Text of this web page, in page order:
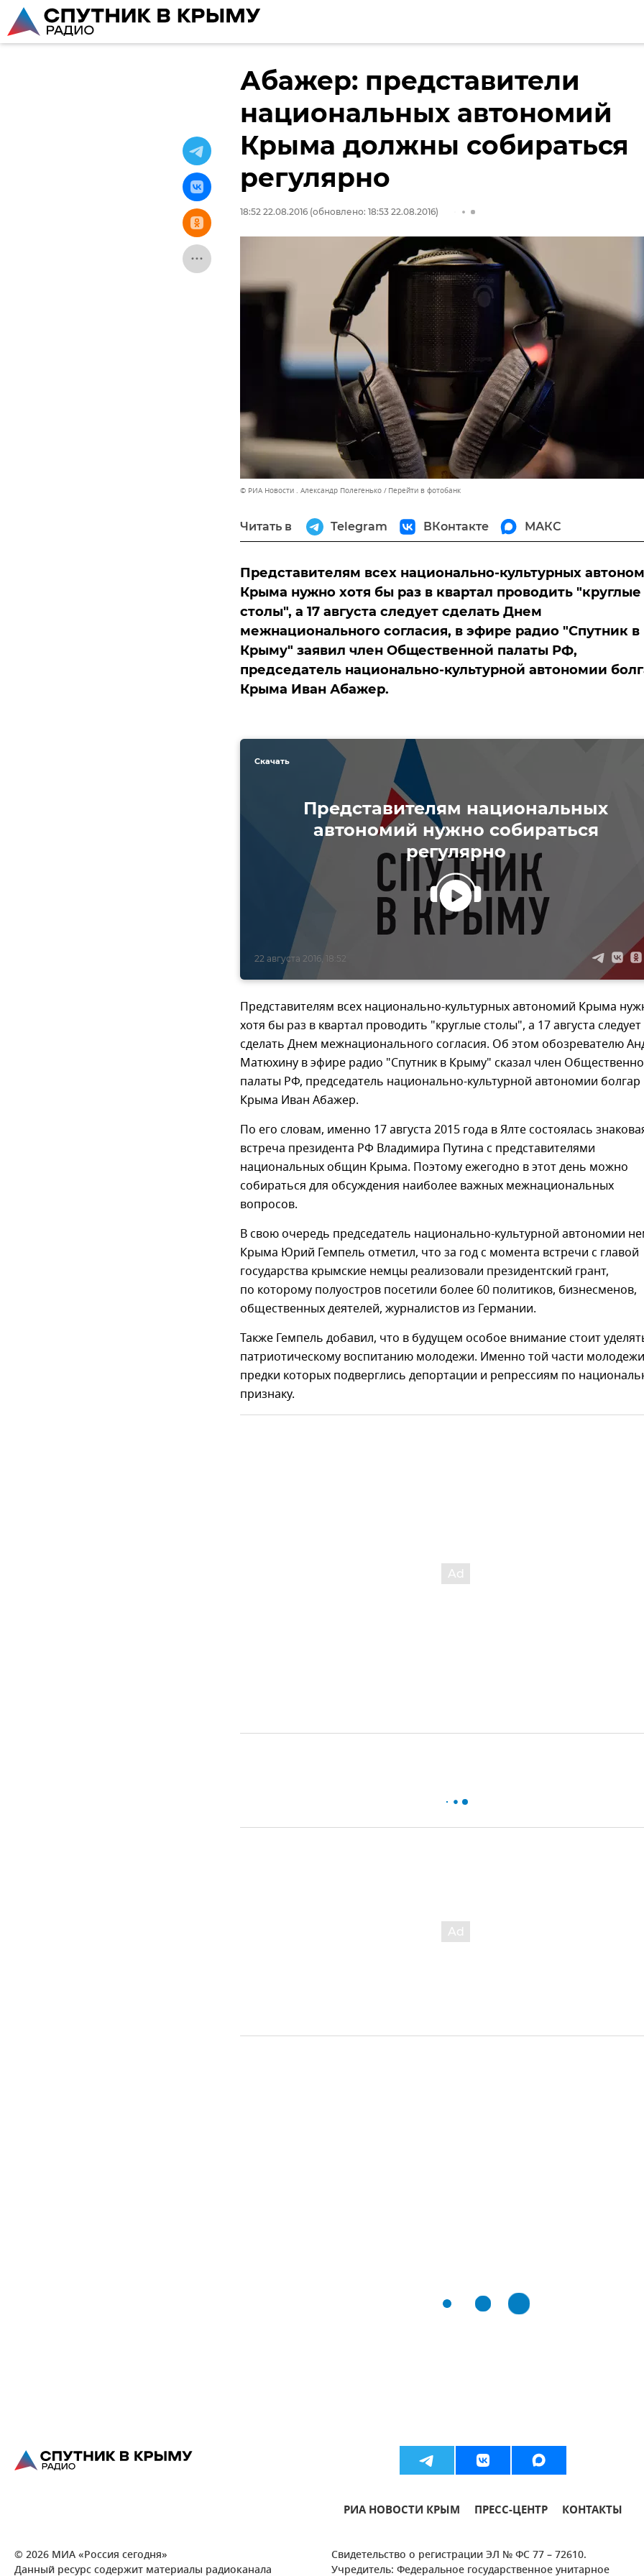
Абажер: представители
национальных автономий
Крыма должны собираться
регулярно
18:52 22.08.2016 (обновлено: 18:53 22.08.2016)
© РИА Новости . Александр Полегенько Перейти в фотобанк
Читать в Telegram ВКонтакте МАКС
Представителям всех национально-культурных
Крыма нужно хотя бы раз в квартал проводить "круглые
столы", а 17 августа следует сделать Днем
межнационального согласия, в эфире радио "Спутник в
Крыму" заявил член Общественной палаты РФ,
председатель национально-культурной автономии
Крыма Иван Абажер.
Представителям национальных
автономий нужно собираться
регулярно
22 августа 2016, 18:52
Скачать
Представителям всех национально-культурных автономий Крыма
хотя бы раз в квартал проводить "круглые столы", а 17 августа следует
сделать Днем межнационального согласия. Об этом обозревателю
Матюхину в эфире радио "Спутник в Крыму" сказал член
палаты РФ, председатель национально-культурной автономии болгар
Крыма Иван Абажер.
По его словам, именно 17 августа 2015 года в Ялте состоялась
встреча президента РФ Владимира Путина с представителями
национальных общин Крыма. Поэтому ежегодно в этот день можно
собираться для обсуждения наиболее важных межнациональных
вопросов.
В свою очередь председатель национально-культурной автономии
Крыма Юрий Гемпель отметил, что за год с момента встречи с главой
государства крымские немцы реализовали президентский грант,
по которому полуостров посетили более 60 политиков, бизнесменов,
общественных деятелей, журналистов из Германии.
Также Гемпель добавил, что в будущем особое внимание стоит
патриотическому воспитанию молодежи. Именно той части
предки которых подверглись депортации и репрессиям по
признаку.
РИА НОВОСТИ КРЫМ ПРЕСС-ЦЕНТР КОНТАКТЫ
© 2026 МИА «Россия сегодня»
Данный ресурс содержит материалы радиоканала
Свидетельство о регистрации ЭЛ № ФС 77 – 72610.
Учредитель: Федеральное государственное унитарное